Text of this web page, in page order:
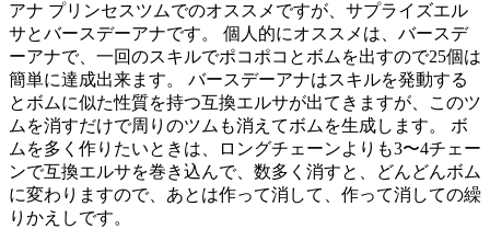
アナ プリンセスツムでのオススメですが、サプライズエル
サとバースデーアナです。 個人的にオススメは、バースデ
ーアナで、一回のスキルでポコポコとボムを出すので25個は
簡単に達成出来ます。 バースデーアナはスキルを発動する
とボムに似た性質を持つ互換エルサが出てきますが、このツ
ムを消すだけで周りのツムも消えてボムを生成します。 ボ
ムを多く作りたいときは、ロングチェーンよりも3〜4チェー
ンで互換エルサを巻き込んで、数多く消すと、どんどんボム
に変わりますので、あとは作って消して、作って消しての繰
りかえしです。